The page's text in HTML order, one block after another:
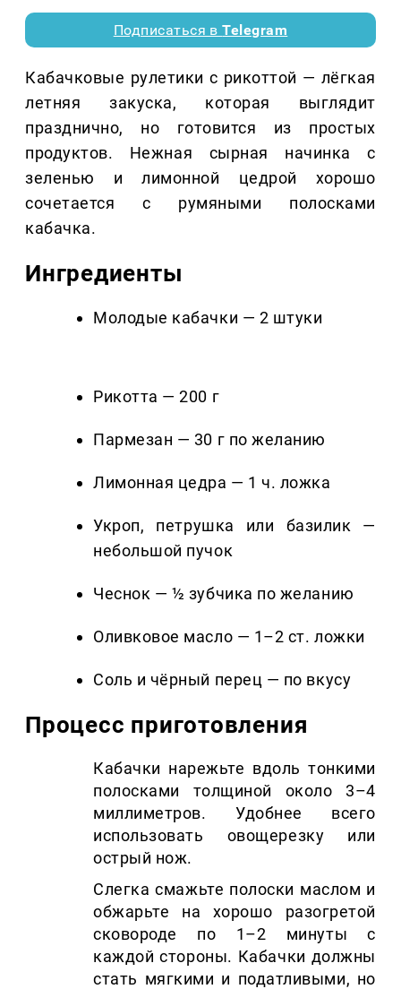
Подписаться вTelegram
Кабачковые рулетики с рикоттой — лёгкая
летняя закуска, которая выглядит
празднично, но готовится из простых
продуктов. Нежная сырная начинка с
зеленью и лимонной цедрой хорошо
сочетается с румяными полосками
кабачка.
Ингредиенты
Молодые кабачки — 2 штуки
Рикотта — 200 г
Пармезан — 30 г по желанию
Лимонная цедра — 1 ч. ложка
Укроп, петрушка или базилик —
небольшой пучок
Чеснок — ½ зубчика по желанию
Оливковое масло — 1–2 ст. ложки
Соль и чёрный перец — по вкусу
Процесс приготовления
Кабачки нарежьте вдоль тонкими
полосками толщиной около 3–4
миллиметров. Удобнее всего
использовать овощерезку или
острый нож.
Слегка смажьте полоски маслом и
обжарьте на хорошо разогретой
сковороде по 1–2 минуты с
каждой стороны. Кабачки должны
стать мягкими и податливыми, но